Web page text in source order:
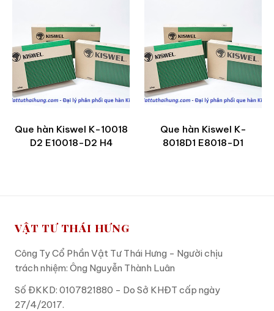
Que hàn Kiswel K-10018
D2 E10018-D2 H4
Que hàn Kiswel K-
8018D1 E8018-D1
VẬT TƯ THÁI HƯNG
Công Ty Cổ Phần Vật Tư Thái Hưng - Người chịu
trách nhiệm: Ông Nguyễn Thành Luân
Số ĐKKD: 0107821880 - Do Sở KHĐT cấp ngày
27/4/2017.